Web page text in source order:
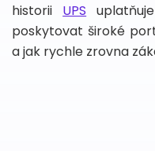
historii UPS
poskytovat široké
a jak rychle zrovna